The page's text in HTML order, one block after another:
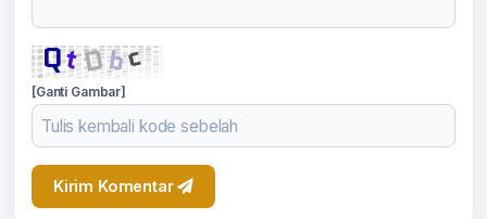
[Ganti Gambar]
Kirim Komentar